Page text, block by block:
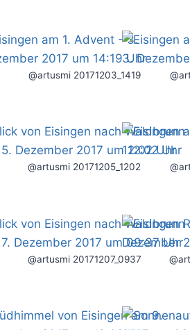
@artusmi 20171203_1419
@artusmi 20171205_1202
@artusmi 20171207_0937